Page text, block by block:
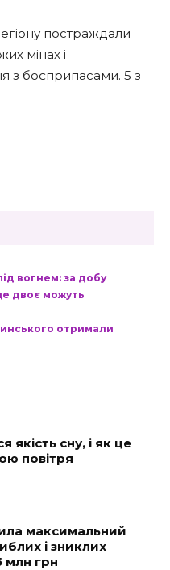
постраждали
мінах і
з боєприпасами. 5 з
вогнем: за добу
двоє можуть
отримали
якість сну, і як це
повітря
максимальний
і зниклих
млн грн